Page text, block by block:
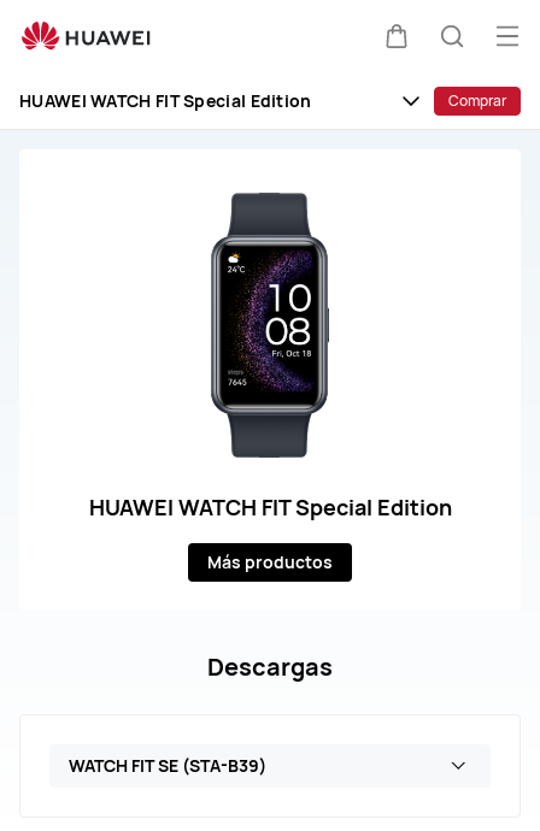
HUAWEI
Watch
HUAWEI WATCH FIT Special Edition Comprar
HUAWEI WATCH FIT Special Edition
Más productos
Descargas
WATCH FIT SE (STA-B39)